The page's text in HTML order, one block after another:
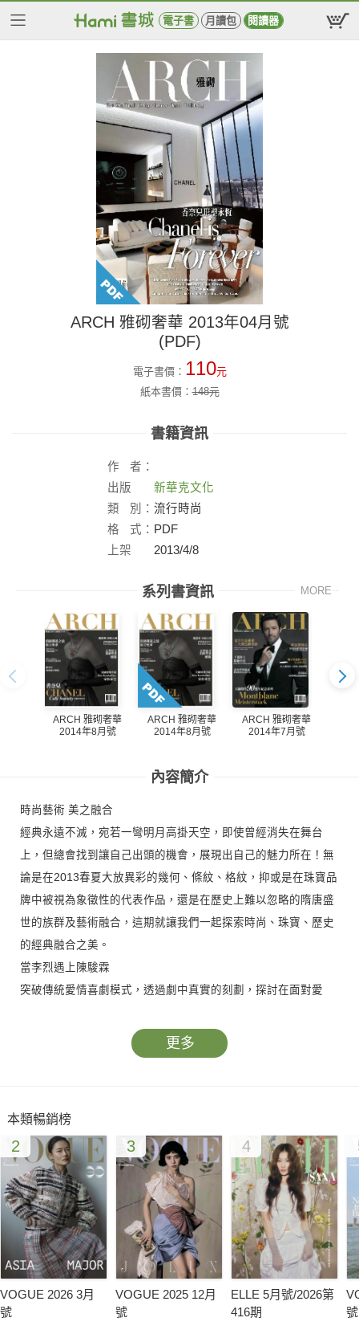
電子書 月讀包 閱讀器
ARCH 雅砌奢華 2013年04月號
(PDF)
電子書價： 110元
紙本書價：148元
書籍資訊
作
者：
出版
社：
新華克文化
類
別： 流行時尚
格
式： PDF
上架
2013/4/8
系列書資訊 MORE
ARCH 雅砌奢華
2014年8月號
ARCH 雅砌奢華
2014年8月號
ARCH 雅砌奢華
2014年7月號
內容簡介
時尚藝術 美之融合
經典永遠不滅，宛若一彎明月高掛天空，即使曾經消失在舞台
上，但總會找到讓自己出頭的機會，展現出自己的魅力所在！無
論是在2013春夏大放異彩的幾何、條紋、格紋，抑或是在珠寶品
牌中被視為象徵性的代表作品，還是在歷史上難以忽略的隋唐盛
世的族群及藝術融合，這期就讓我們一起探索時尚、珠寶、歷史
的經典融合之美。
當李烈遇上陳駿霖
突破傳統愛情喜劇模式，透過劇中真實的刻劃，探討在面對愛
對於幸福的意義，而就是這樣一部透析人們的電影《明天記得愛
上我？》，串起了《一頁台北》導演陳駿霖及《艋舺》、《翻滾
When Lee Lieh Meets Arvin Chen
突破傳統愛情喜劇模式，透過劇中真實的刻劃，探討在面對愛
情、婚姻與人生的各式面貌與難題中，人們如何仔細去探索各自
對於幸福的意義，而就是這樣一部透析人們的電影《明天記得愛
上我？》，串起了《一頁台北》導演陳駿霖及《艋舺》、《翻滾
吧！阿信》監製李烈之間的合作緣份。
更多
本類暢銷榜
2
VOGUE 2026 3月
號
3
VOGUE 2025 12月
號
4
ELLE 5月號/2026第
416期
號